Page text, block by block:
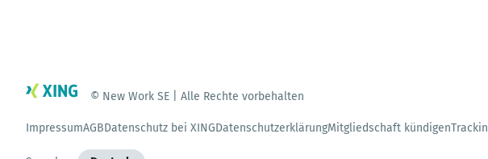
© New Work SE | Alle Rechte vorbehalten
ImpressumAGBDatenschutz bei XINGDatenschutzerklärungMitgliedschaft kündigen